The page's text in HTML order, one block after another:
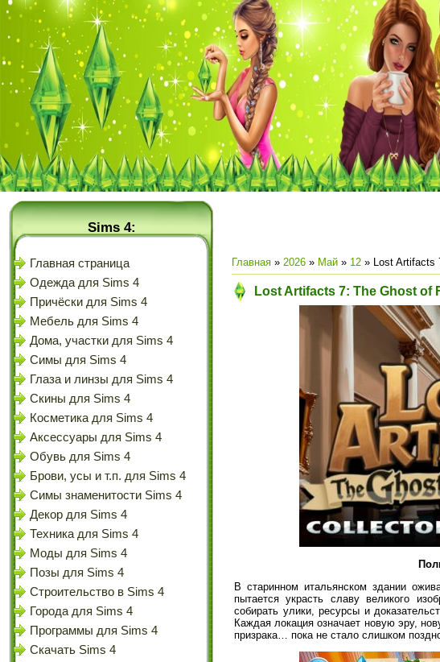
Sims 4:
Главная страница
Одежда для Sims 4
Причёски для Sims 4
Мебель для Sims 4
Дома, участки для Sims 4
Симы для Sims 4
Глаза и линзы для Sims 4
Скины для Sims 4
Косметика для Sims 4
Аксессуары для Sims 4
Обувь для Sims 4
Брови, усы и т.п. для Sims 4
Симы знаменитости Sims 4
Декор для Sims 4
Техника для Sims 4
Моды для Sims 4
Позы для Sims 4
Строительство в Sims 4
Города для Sims 4
Программы для Sims 4
Скачать Sims 4
Главная » 2026 » Май » 12 » Lost Artifacts
Lost Artifacts 7: The Ghost of
В старинном итальянском здании
пытается украсть славу великого
собирать улики, ресурсы и
Каждая локация означает новую эру,
призрака… пока не стало слишком